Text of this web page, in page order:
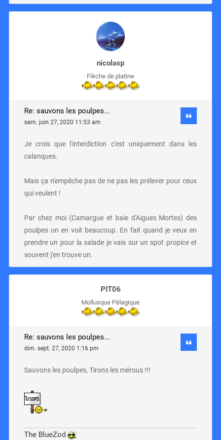
nicolasp
Flèche de platine
Re: sauvons les poulpes...
sam. juin 27, 2020 11:53 am
Je crois que l'interdiction c'est uniquement dans les
calanques.
Mais ça n'empêche pas de ne pas les prélever pour ceux
qui veulent !
Par chez moi (Camargue et baie d'Aigues Mortes) des
poulpes on en voit beaucoup. En fait quand je veux en
prendre un pour la salade je vais sur un spot propice et
souvent j'en trouve un.
PIT06
Mollusque Pélagique
Re: sauvons les poulpes...
dim. sept. 27, 2020 1:16 pm
Sauvons les poulpes, Tirons les mérous !!!
The BlueZod